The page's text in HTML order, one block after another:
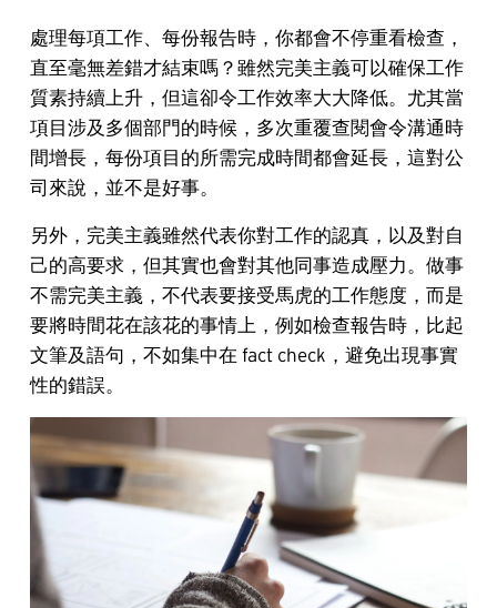
處理每項工作、每份報告時，你都會不停重看檢查，
直至毫無差錯才結束嗎？雖然完美主義可以確保工作
質素持續上升，但這卻令工作效率大大降低。尤其當
項目涉及多個部門的時候，多次重覆查閱會令溝通時
間增長，每份項目的所需完成時間都會延長，這對公
司來說，並不是好事。
另外，完美主義雖然代表你對工作的認真，以及對自
己的高要求，但其實也會對其他同事造成壓力。做事
不需完美主義，不代表要接受馬虎的工作態度，而是
要將時間花在該花的事情上，例如檢查報告時，比起
文筆及語句，不如集中在 fact check，避免出現事實
性的錯誤。